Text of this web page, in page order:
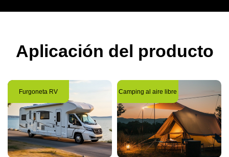
Aplicación del producto
Furgoneta RV Camping al aire libre